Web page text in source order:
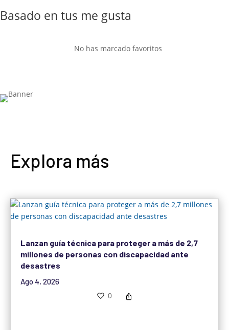
Basado en tus me gusta
No has marcado favoritos
Explora más
Lanzan guía técnica para proteger a más de 2,7
millones de personas con discapacidad ante
desastres
Ago 4, 2026
0